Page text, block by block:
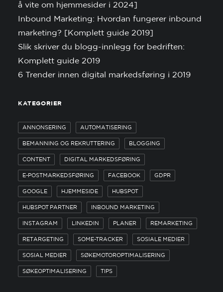
å vite om hjemmesider i 2024]
Inbound Marketing: Hvordan fungerer inbound
marketing? [Komplett guide 2019]
Slik skriver du blogg-innlegg for bedriften:
Komplett guide 2019
6 Trender innen digital markedsføring i 2019
KATEGORIER
ANNONSERING AUTOMATISERING
BEMANNING OG REKRUTTERING BLOGGING
CONTENT DIGITAL MARKEDSFØRING
E-POSTMARKEDSFØRING FACEBOOK GDPR
GOOGLE HJEMMESIDE HUBSPOT
HUBSPOT PARTNER INBOUND MARKETING
INSTAGRAM LINKEDIN PLANER REMARKETING
RETARGETING SOME-TRACKER SOSIALE MEDIER
SOSIAL MEDIER SØKEMOTOROPTIMALISERING
SØKEOPTIMALISERING TIPS